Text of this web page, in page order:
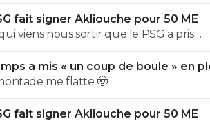
fait signer Akliouche pour 50 ME
viens nous sortir que le PSG a pris
Monaco...
a mis « un coup de boule » en
me flatte 🤠
fait signer Akliouche pour 50 ME